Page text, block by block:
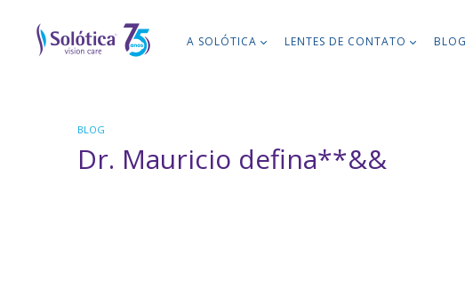
A SOLÓTICA LENTES DE CONTATO BLOG
BLOG
Dr. Mauricio defina**&&